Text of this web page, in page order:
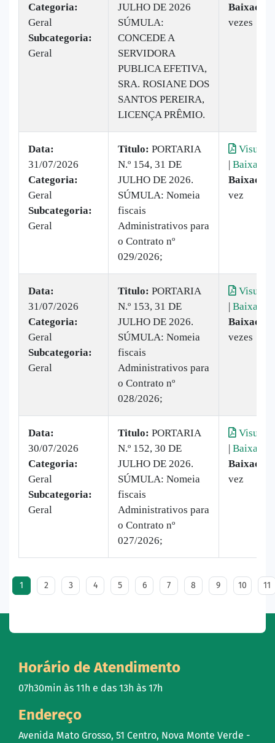
Categoria:
Geral
Subcategoria:
Geral
JULHO DE 2026
SÚMULA:
CONCEDE A
SERVIDORA
PUBLICA EFETIVA,
SRA. ROSIANE DOS
SANTOS PEREIRA,
LICENÇA PRÊMIO.
Baixado:
vezes
Data:
31/07/2026
Categoria:
Geral
Subcategoria:
Geral
Titulo: PORTARIA
N.º 154, 31 DE
JULHO DE 2026.
SÚMULA: Nomeia
fiscais
Administrativos para
o Contrato nº
029/2026;
| Baixar
Baixado:
vez
Data:
31/07/2026
Categoria:
Geral
Subcategoria:
Geral
Titulo: PORTARIA
N.º 153, 31 DE
JULHO DE 2026.
SÚMULA: Nomeia
fiscais
Administrativos para
o Contrato nº
028/2026;
| Baixar
Baixado:
vezes
Data:
30/07/2026
Categoria:
Geral
Subcategoria:
Geral
Titulo: PORTARIA
N.º 152, 30 DE
JULHO DE 2026.
SÚMULA: Nomeia
fiscais
Administrativos para
o Contrato nº
027/2026;
| Baixar
Baixado:
vez
1 2 3 4 5 6 7 8 9 10 11
Horário de Atendimento
07h30min às 11h e das 13h às 17h
Endereço
Avenida Mato Grosso, 51 Centro, Nova Monte Verde -